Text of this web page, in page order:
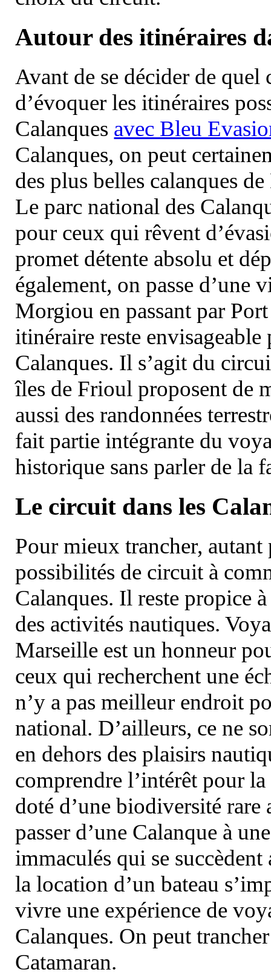
Autour des itinéraires
Avant de se décider de
d’évoquer les itinéraires
Calanques avec Bleu
Calanques, on peut
des plus belles calanques
Le parc national des
pour ceux qui rêvent
promet détente absolu et
également, on passe d’une
Morgiou en passant par
itinéraire reste
Calanques. Il s’agit du
îles de Frioul proposent de
aussi des randonnées
fait partie intégrante du
historique sans parler de la
Le circuit dans les
Pour mieux trancher, autant
possibilités de circuit à
Calanques. Il reste propice
des activités nautiques.
Marseille est un honneur
ceux qui recherchent une
n’y a pas meilleur endroit
national. D’ailleurs, ce ne
en dehors des plaisirs
comprendre l’intérêt pour
doté d’une biodiversité
passer d’une Calanque à
immaculés qui se
la location d’un bateau
vivre une expérience de
Calanques. On peut
Catamaran.